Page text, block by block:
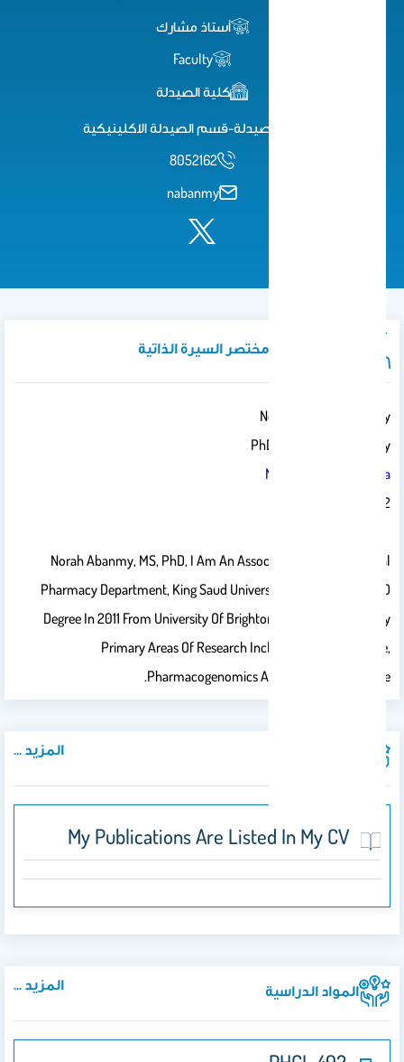
أستاذ مشارك
Faculty
كلية الصيدلة
كلية الصيدلة-قسم الصيدلة الاكلينيكية
8052162
nabanmy
نبذة تعريفية / مختصر السيرة الذاتية
Norah Othman Abanmy
PhD In Clinical Pharmacy
Nabanmy@ksu.edu.sa
0118052162
Norah Abanmy, MS, PhD, I Am An Associate Professor, Clinical
Pharmacy Department, King Saud University. I Received My PhD
Degree In 2011 From University Of Brighton, United Kingdom. My
Primary Areas Of Research Include Patient Outcome,
Pharmacogenomics And Pharmacy Practice.
المزيد ...
My Publications Are Listed In My CV
المواد الدراسية المزيد ...